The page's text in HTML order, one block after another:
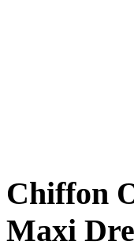
Chiffon
Maxi